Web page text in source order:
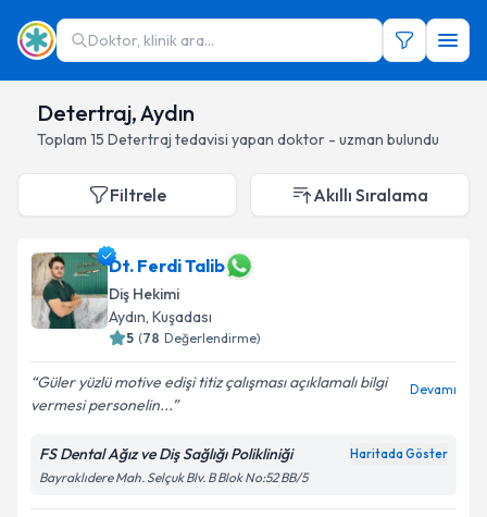
Doktor, klinik ara...
Detertraj, Aydın
Toplam 15 Detertraj tedavisi yapan doktor - uzman bulundu
Filtrele Akıllı Sıralama
Dt. Ferdi Talib
Diş Hekimi
Aydın, Kuşadası
5 (78 Değerlendirme)
Güler yüzlü motive edişi titiz çalışması açıklamalı bilgi
vermesi personelin...
Devamı
FS Dental Ağız ve Diş Sağlığı Polikliniği Haritada Göster
Bayraklıdere Mah. Selçuk Blv. B Blok No:52 BB/5